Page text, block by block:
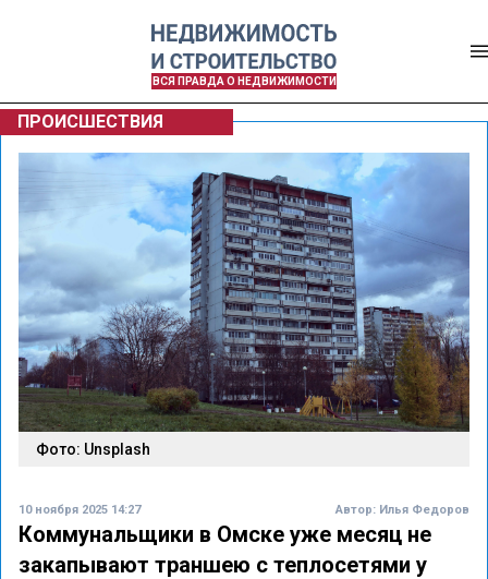
ВСЯ ПРАВДА О НЕДВИЖИМОСТИ
ПРОИСШЕСТВИЯ
Фото: Unsplash
10 ноября 2025 14:27 Автор: Илья Федоров
Коммунальщики в Омске уже месяц не
закапывают траншею с теплосетями у